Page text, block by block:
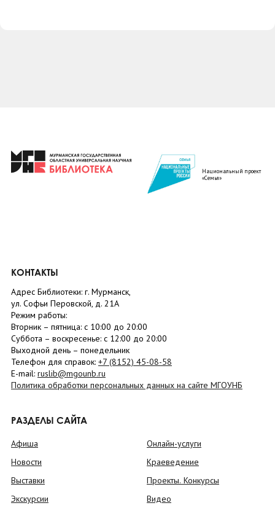
Национальный проект
«Семья»
КОНТАКТЫ
Адрес Библиотеки: г. Мурманск,
ул. Софьи Перовской, д. 21А
Режим работы:
Вторник – пятница: с 10:00 до 20:00
Суббота – воскресенье: c 12:00 до 20:00
Выходной день – понедельник
Телефон для справок: +7 (8152) 45-08-58
E-mail: ruslib@mgounb.ru
Политика обработки персональных данных на сайте МГОУНБ
РАЗДЕЛЫ САЙТА
Афиша
Новости
Выставки
Экскурсии
Онлайн-услуги
Краеведение
Проекты. Конкурсы
Видео